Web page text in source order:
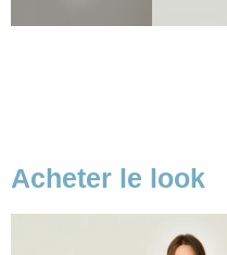
Acheter le look